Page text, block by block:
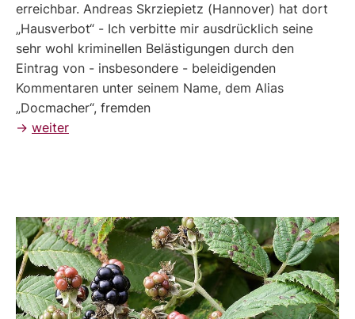
erreichbar. Andreas Skrziepietz (Hannover) hat dort
„Hausverbot“ - Ich verbitte mir ausdrücklich seine
sehr wohl kriminellen Belästigungen durch den
Eintrag von - insbesondere - beleidigenden
Kommentaren unter seinem Name, dem Alias
„Docmacher“, fremden
→ weiter